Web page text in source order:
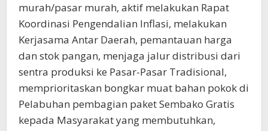
murah/pasar murah, aktif melakukan Rapat
Koordinasi Pengendalian Inflasi, melakukan
Kerjasama Antar Daerah, pemantauan harga
dan stok pangan, menjaga jalur distribusi dari
sentra produksi ke Pasar-Pasar Tradisional,
memprioritaskan bongkar muat bahan pokok di
Pelabuhan pembagian paket Sembako Gratis
kepada Masyarakat yang membutuhkan,